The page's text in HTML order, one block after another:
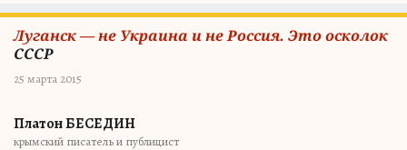
Луганск — не Украина и не Россия. Это осколок
СССР
25 марта 2015
Платон БЕСЕДИН
крымский писатель и публицист